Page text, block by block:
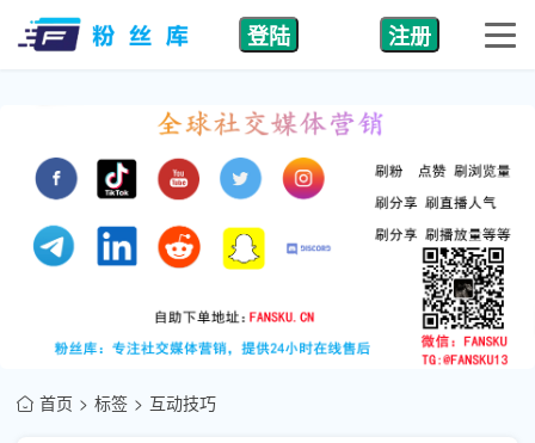
登陆 注册
首页 标签 互动技巧